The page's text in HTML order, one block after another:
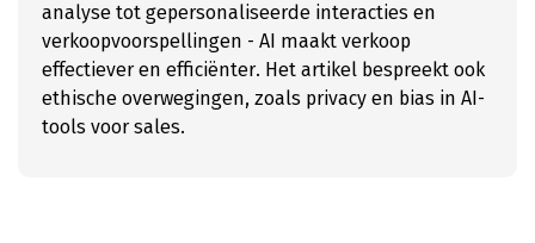
analyse tot gepersonaliseerde interacties en
verkoopvoorspellingen - AI maakt verkoop
effectiever en efficiënter. Het artikel bespreekt ook
ethische overwegingen, zoals privacy en bias in AI-
tools voor sales.